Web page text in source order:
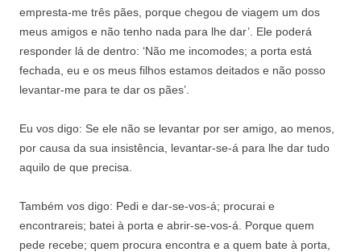
empresta-me três pães, porque chegou de viagem um dos
meus amigos e não tenho nada para lhe dar’. Ele poderá
responder lá de dentro: ‘Não me incomodes; a porta está
fechada, eu e os meus filhos estamos deitados e não posso
levantar-me para te dar os pães’.
Eu vos digo: Se ele não se levantar por ser amigo, ao menos,
por causa da sua insistência, levantar-se-á para lhe dar tudo
aquilo de que precisa.
Também vos digo: Pedi e dar-se-vos-á; procurai e
encontrareis; batei à porta e abrir-se-vos-á. Porque quem
pede recebe; quem procura encontra e a quem bate à porta,